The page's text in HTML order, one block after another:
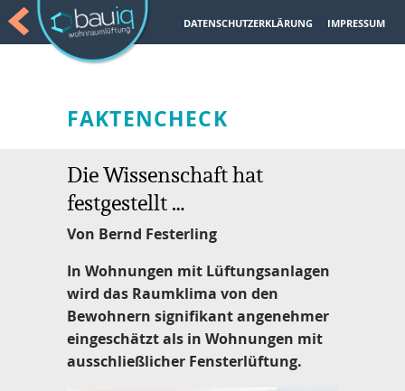
DATENSCHUTZERKLÄRUNG IMPRESSUM
FAKTENCHECK
Die Wissenschaft hat
festgestellt …
Von Bernd Festerling
In Wohnungen mit Lüftungsanlagen
wird das Raumklima von den
Bewohnern signifikant angenehmer
eingeschätzt als in Wohnungen mit
ausschließlicher Fensterlüftung.